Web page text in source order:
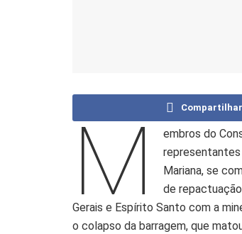
Compartilhar
M
embros do
Mariana, se
de
Gerais e Espírito Santo com a
o colapso da barragem, que